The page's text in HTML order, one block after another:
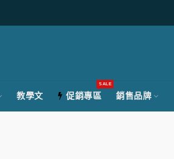
教學文 促銷專區
SALE
銷售品牌